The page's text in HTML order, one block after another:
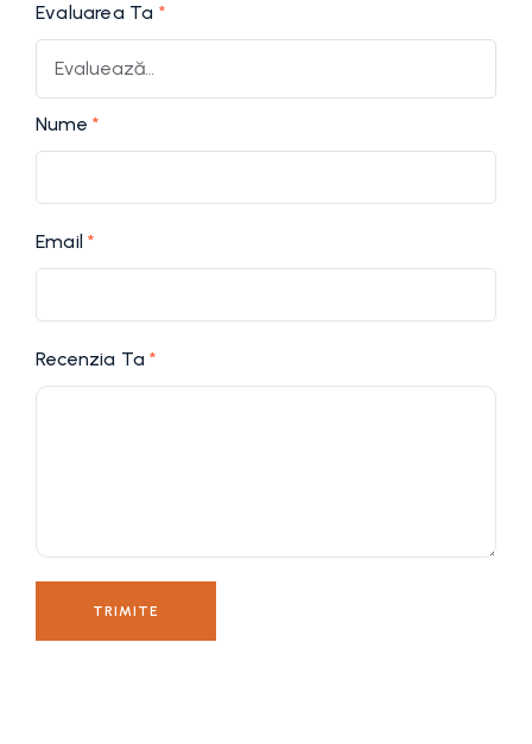
Evaluarea Ta *
Recenzia Ta*
Nume *
Email*